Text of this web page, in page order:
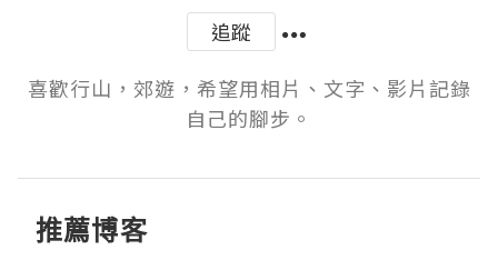
追蹤
喜歡行山，郊遊，希望用相片、文字、影片記錄
自己的腳步。
推薦博客